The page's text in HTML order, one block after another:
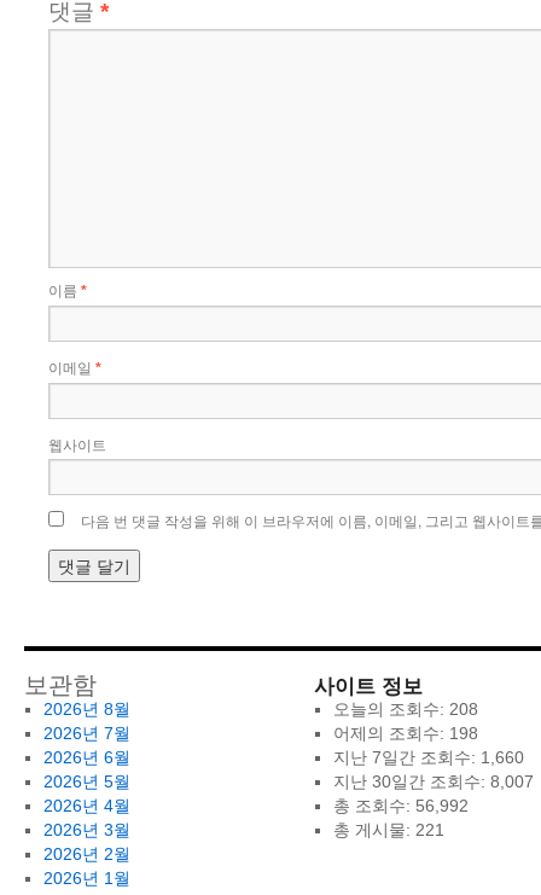
댓글 *
이름 *
이메일 *
웹사이트
다음 번 댓글 작성을 위해 이 브라우저에 이름, 이메일, 그리고 웹사이트
보관함
2026년 8월
2026년 7월
2026년 6월
2026년 5월
2026년 4월
2026년 3월
2026년 2월
2026년 1월
사이트 정보
오늘의 조회수: 208
어제의 조회수: 198
지난 7일간 조회수: 1,660
지난 30일간 조회수: 8,007
총 조회수: 56,992
총 게시물: 221